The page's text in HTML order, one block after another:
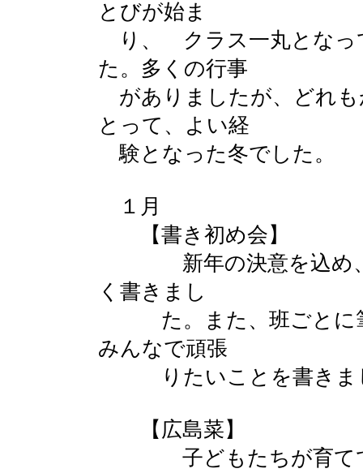
とびが始ま
り、 クラス一丸となっ
た。多くの行事
がありましたが、どれ
とって、よい経
験となった冬でした。
１月
【書き初め会】
新年の決意を込め、
く書きまし
た。また、班ごとに筆
みんなで頑張
りたいことを書きま
【広島菜】
子どもたちが育てて